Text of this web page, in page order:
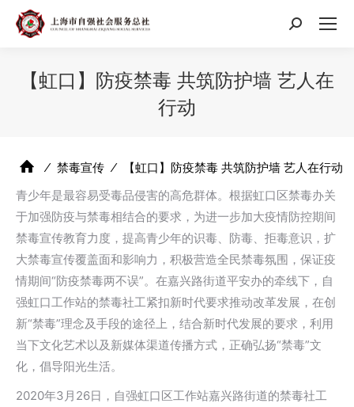
搜
【虹口】防疫禁毒 共筑防护墙 艺人在
行动
⁄ 禁毒宣传 ⁄
【虹口】防疫禁毒 共筑防护墙 艺人在行动
青少年是最容易受毒品侵害的高危群体。根据虹口区禁毒办关
于加强防疫与禁毒相结合的要求，为进一步加大疫情防控期间
禁毒宣传教育力度，提高青少年的识毒、防毒、拒毒意识，扩
大禁毒宣传覆盖面和影响力，积极营造全民禁毒氛围，保证疫
情期间“防疫禁毒两不误”。在嘉兴路街道平安办的牵线下，自
强虹口工作站的禁毒社工紧扣新时代要求推动改革发展，在创
新“禁毒”理念及手段的途径上，结合新时代发展的要求，利用
当下文化艺术以及新媒体渠道传播方式，正确弘扬“禁毒”文
化，倡导阳光生活。
2020年3月26日，自强虹口区工作站嘉兴路街道的禁毒社工